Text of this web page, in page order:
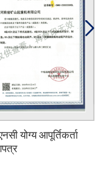
योग्य आपूर्तिकर्ता